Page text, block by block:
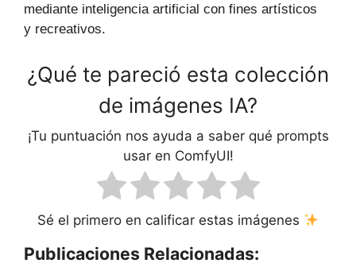
mediante inteligencia artificial con fines artísticos
y recreativos.
¿Qué te pareció esta colección
de imágenes IA?
¡Tu puntuación nos ayuda a saber qué prompts
usar en ComfyUI!
Sé el primero en calificar estas imágenes
Publicaciones Relacionadas: